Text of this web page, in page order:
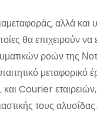
αλλά
θα επιχειρούν να
ροών της
Courier
τους